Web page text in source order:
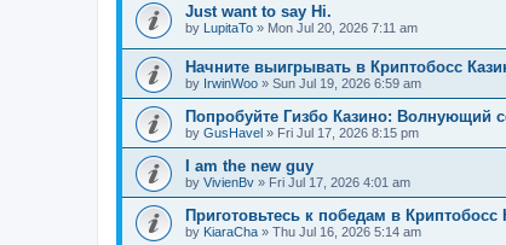
Just want to say Hi.
by LupitaTo » Mon Jul 20, 2026 7:11 am
Начните выигрывать в Криптобосс
by IrwinWoo » Sun Jul 19, 2026 6:59 am
Попробуйте Гизбо Казино: Волнующий
by GusHavel » Fri Jul 17, 2026 8:15 pm
I am the new guy
by VivienBv » Fri Jul 17, 2026 4:01 am
Приготовьтесь к победам в
by KiaraCha » Thu Jul 16, 2026 5:14 am